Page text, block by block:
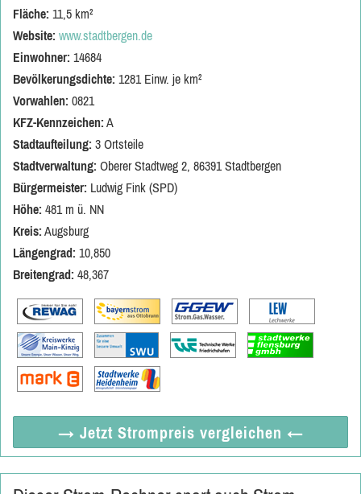
Fläche: 11,5 km²
Website: www.stadtbergen.de
Einwohner: 14684
Bevölkerungsdichte: 1281 Einw. je km²
Vorwahlen: 0821
KFZ-Kennzeichen: A
Stadtaufteilung: 3 Ortsteile
Stadtverwaltung: Oberer Stadtweg 2, 86391 Stadtbergen
Bürgermeister: Ludwig Fink (SPD)
Höhe: 481 m ü. NN
Kreis: Augsburg
Längengrad: 10,850
Breitengrad: 48,367
→ Jetzt Strompreis vergleichen ←